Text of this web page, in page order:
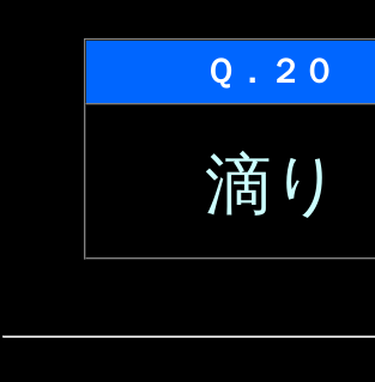
Ｑ．２０
滴り